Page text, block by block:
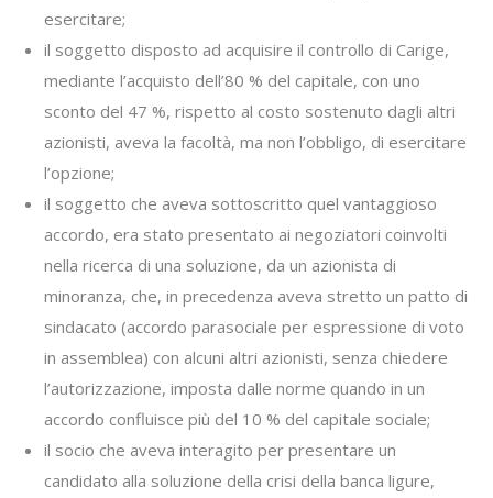
esercitare;
il soggetto disposto ad acquisire il controllo di Carige,
mediante l’acquisto dell’80 % del capitale, con uno
sconto del 47 %, rispetto al costo sostenuto dagli altri
azionisti, aveva la facoltà, ma non l’obbligo, di esercitare
l’opzione;
il soggetto che aveva sottoscritto quel vantaggioso
accordo, era stato presentato ai negoziatori coinvolti
nella ricerca di una soluzione, da un azionista di
minoranza, che, in precedenza aveva stretto un patto di
sindacato (accordo parasociale per espressione di voto
in assemblea) con alcuni altri azionisti, senza chiedere
l’autorizzazione, imposta dalle norme quando in un
accordo confluisce più del 10 % del capitale sociale;
il socio che aveva interagito per presentare un
candidato alla soluzione della crisi della banca ligure,